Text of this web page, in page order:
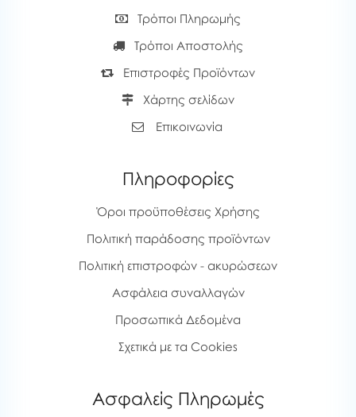
Τρόποι Πληρωμής
Τρόποι Αποστολής
Επιστροφές Προϊόντων
Χάρτης σελίδων
Επικοινωνία
Πληροφορίες
Όροι προϋποθέσεις Χρήσης
Πολιτική παράδοσης προϊόντων
Πολιτική επιστροφών - ακυρώσεων
Ασφάλεια συναλλαγών
Προσωπικά Δεδομένα
Σχετικά με τα Cookies
Ασφαλείς Πληρωμές